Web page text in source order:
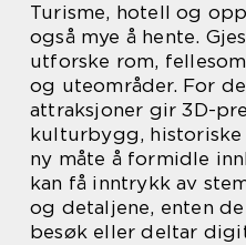
Turisme, hotell og
også mye å hente.
utforske rom,
og uteområder. For
attraksjoner gir 3D-
kulturbygg, historiske
ny måte å formidle
kan få inntrykk av
og detaljene, enten
besøk eller deltar